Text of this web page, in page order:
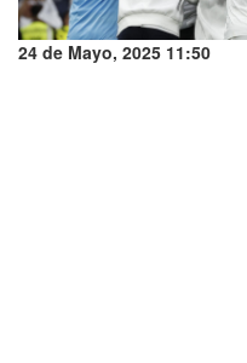
24 de Mayo, 2025 11:50